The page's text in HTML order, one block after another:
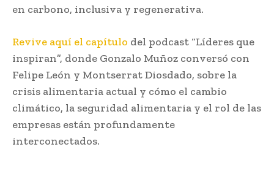
en carbono, inclusiva y regenerativa.
Revive aquí el capítulo del podcast “Líderes que
inspiran”, donde Gonzalo Muñoz conversó con
Felipe León y Montserrat Diosdado, sobre la
crisis alimentaria actual y cómo el cambio
climático, la seguridad alimentaria y el rol de las
empresas están profundamente
interconectados.